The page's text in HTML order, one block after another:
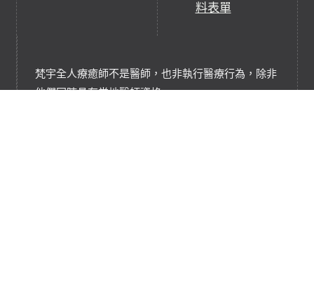
料表單
梵宇全人療癒師不是醫師，也非執行醫療行為，除非
他們同時具有當地醫師資格。